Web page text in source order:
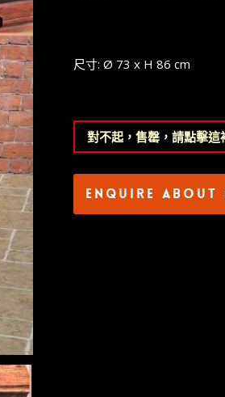
尺寸: Ø 73 x H 86 cm
對不起，售罄，請點擊
Enquire